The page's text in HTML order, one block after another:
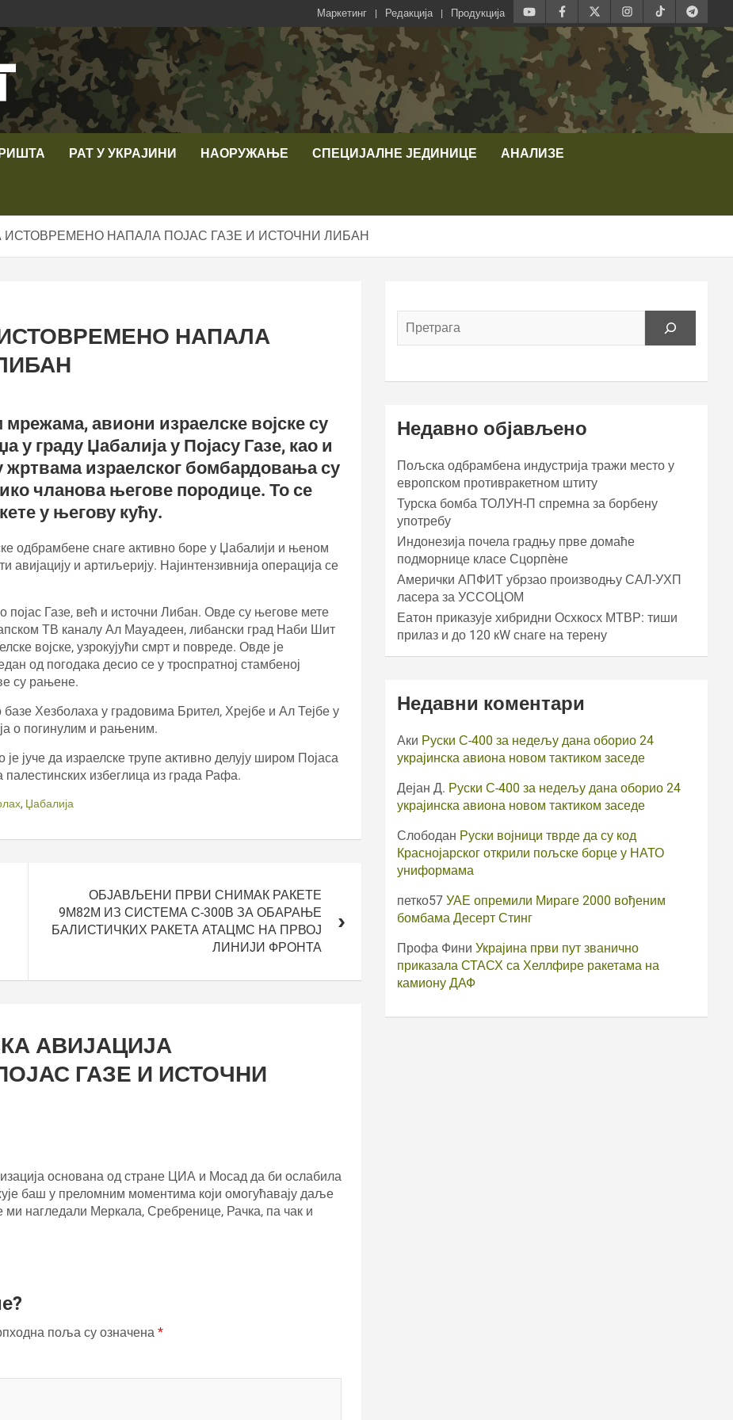
Маркетинг Редакција Продукција
РАТ У УКРАЈИНИ НАОРУЖАЊЕ СПЕЦИЈАЛНЕ ЈЕДИНИЦЕ АНАЛИЗЕ
ИСТОВРЕМЕНО НАПАЛА ПОЈАС ГАЗЕ И ИСТОЧНИ ЛИБАН
НАПАЛА
авиони израелске војске су
у граду Џабалија у Појасу Газе, као и
израелског бомбардовања су
чланова његове породице. То се
у његову кућу.
одбрамбене снаге активно боре у Џабалији и њеном
авијацију и артиљерију. Најинтензивнија операција се
Газе, већ и источни Либан. Овде су његове мете
ТВ каналу Ал Маyадеен, либански град Наби Шит
војске, узрокујући смрт и повреде. Овде је
од погодака десио се у троспратној стамбеној
су рањене.
Хезболаха у градовима Брител, Хрејбе и Ал Тејбе у
о погинулим и рањеним.
јуче да израелске трупе активно делују широм Појаса
палестинских избеглица из града Рафа.
, Џабалија
ОБЈАВЉЕНИ ПРВИ СНИМАК РАКЕТЕ
9М82М ИЗ СИСТЕМА С-300В ЗА ОБАРАЊЕ
БАЛИСТИЧКИХ РАКЕТА АТАЦМС НА ПРВОЈ
ЛИНИЈИ ФРОНТА
АВИЈАЦИЈА
ГАЗЕ И ИСТОЧНИ
основана од стране ЦИА и Мосад да би ослабила
баш у преломним моментима који омогућавају даље
нагледали Меркала, Сребренице, Рачка, па чак и
поља су означена *
Недавно објављено
Пољска одбрамбена индустрија тражи место у
европском противракетном штиту
Турска бомба ТОЛУН-П спремна за борбену
употребу
Индонезија почела градњу прве домаће
подморнице класе Сцорпèне
Амерички АПФИТ убрзао производњу САЛ-УХП
ласера за УССОЦОМ
Еатон приказује хибридни Осхкосх МТВР: тиши
прилаз и до 120 кW снаге на терену
Недавни коментари
Аки Руски С-400 за недељу дана оборио 24
украјинска авиона новом тактиком заседе
Дејан Д. Руски С-400 за недељу дана оборио 24
украјинска авиона новом тактиком заседе
Слободан Руски војници тврде да су код
Краснојарског открили пољске борце у НАТО
униформама
петко57 УАЕ опремили Мираге 2000 вођеним
бомбама Десерт Стинг
Профа Фини Украјина први пут званично
приказала СТАСХ са Хеллфире ракетама на
камиону ДАФ